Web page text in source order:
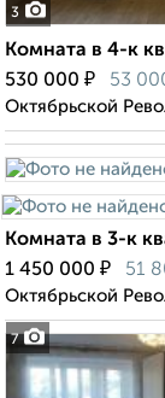
3
Комната в 4-к
530 000 ₽ 53
Октябрьской
7
Комната в 3-к
1 450 000 ₽ 51
Октябрьской